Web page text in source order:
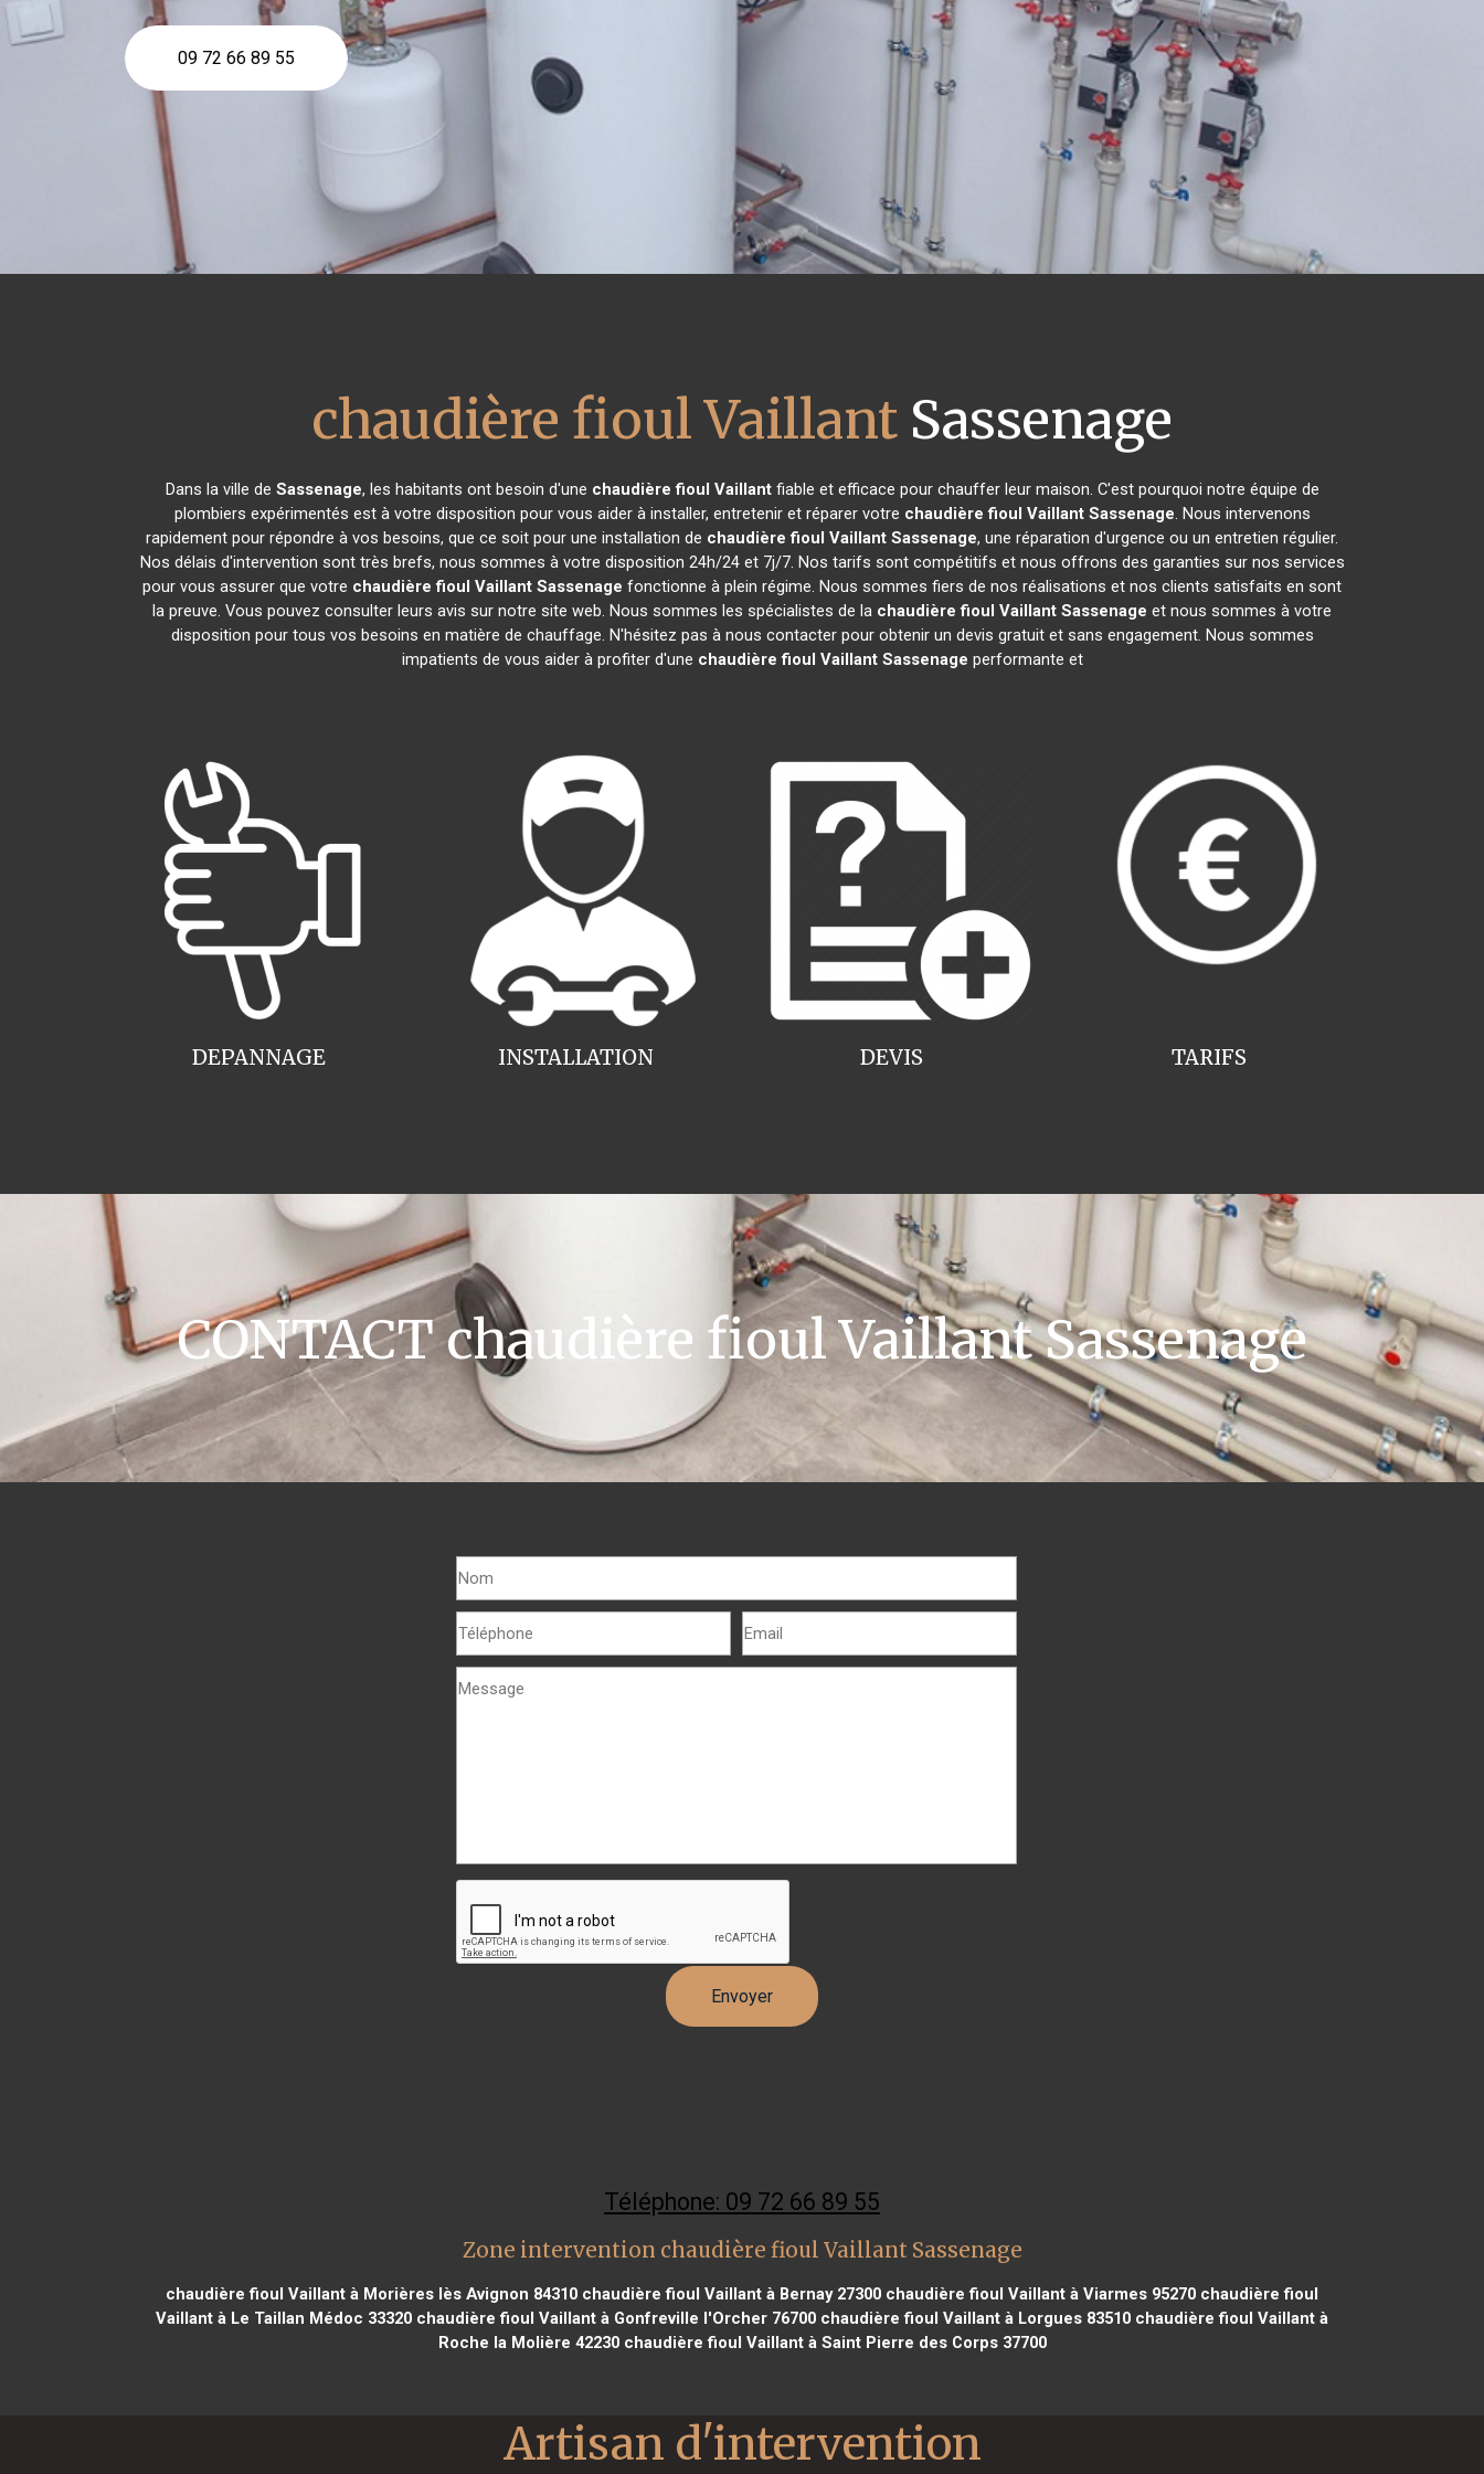
09 72 66 89 55
chaudière fioul Vaillant Sassenage
Dans la ville de Sassenage, les habitants ont besoin d'une chaudière fioul Vaillantfiable et efficace pour chauffer leur maison. C'est pourquoi notre équipe de
plombiers expérimentés est à votre disposition pour vous aider à installer, entretenir et réparer votre chaudière fioul Vaillant Sassenage. Nous intervenons
rapidement pour répondre à vos besoins, que ce soit pour une installation de chaudière fioul Vaillant Sassenage, une réparation d'urgence ou un entretien régulier.
Nos délais d'intervention sont très brefs, nous sommes à votre disposition 24h/24 et 7j/7. Nos tarifs sont compétitifs et nous offrons des garanties sur nos services
pour vous assurer que votre chaudière fioul Vaillant Sassenage fonctionne à plein régime. Nous sommes fiers de nos réalisations et nos clients satisfaits en sont
la preuve. Vous pouvez consulter leurs avis sur notre site web. Nous sommes les spécialistes de la chaudière fioul Vaillant Sassenage et nous sommes à votre
disposition pour tous vos besoins en matière de chauffage. N'hésitez pas à nous contacter pour obtenir un devis gratuit et sans engagement. Nous sommes
impatients de vous aider à profiter d'une chaudière fioul Vaillant Sassenage performante et
INSTALLATION
DEPANNAGE TARIFS
DEVIS
CONTACT chaudière fioul Vaillant Sassenage
Téléphone: 09 72 66 89 55
Zone intervention chaudière fioul Vaillant Sassenage
chaudière fioul Vaillant à Morières lès Avignon 84310 chaudière fioul Vaillant à Bernay 27300 chaudière fioul Vaillant à Viarmes 95270 chaudière fioul
Vaillant à Le Taillan Médoc 33320 chaudière fioul Vaillant à Gonfreville l'Orcher 76700 chaudière fioul Vaillant à Lorgues 83510 chaudière fioul Vaillant à
Roche la Molière 42230chaudière fioul Vaillant à Saint Pierre des Corps 37700
Artisan d'intervention